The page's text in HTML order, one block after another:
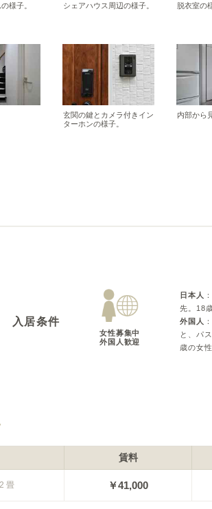
様子。 シェアハウス周辺の様子。 脱衣室の
玄関の鍵とカメラ付きイン
ターホンの様子。
内部から
入居条件
女性募集中
外国人歓迎
日本人 ：
先。18
外国人
：
と、パ
歳の女性
賃料
畳 ￥41,000